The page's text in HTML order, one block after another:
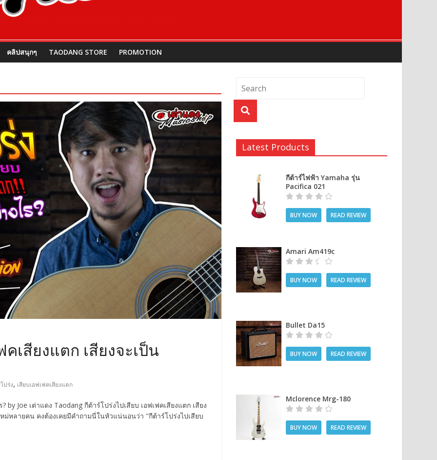
คลิปสนุกๆ TAODANG STORE PROMOTION
เสียงแตก เสียงจะเป็น
ปร่ง, เสียบเอฟเฟคเสียงแตก
by Joe เต่าแดง Taodang กีต้าร์โปร่งไปเสียบ เอฟเฟคเสียงแตก เสียง
หม่หลายคน คงต้องเคยมีคำถามนี่ในหัวแน่นอนว่า "กีต้าร์โปร่งไปเสียบ
Latest Products
กีต้าร์ไฟฟ้า Yamaha รุ่น
Pacifica 021
BUY NOW READ REVIEW
Amari Am419c
BUY NOW READ REVIEW
Bullet Da15
BUY NOW READ REVIEW
Mclorence Mrg-180
BUY NOW READ REVIEW